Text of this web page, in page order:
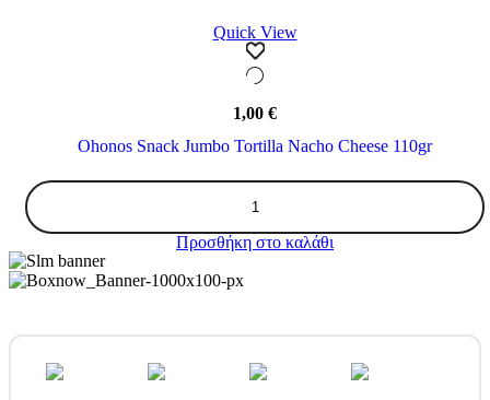
Quick View
1,00 €
Ohonos Snack Jumbο Tortilla Nacho Cheese 110gr
Snack
Jumbο
Tortilla
Προσθήκη στο καλάθι